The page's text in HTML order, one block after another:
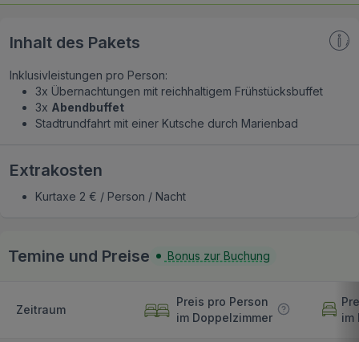
Inhalt des Pakets
Inklusivleistungen pro Person:
3x Übernachtungen mit reichhaltigem Frühstücksbuffet
3x Abendbuffet
Stadtrundfahrt mit einer Kutsche durch Marienbad
Extrakosten
Kurtaxe 2 € / Person / Nacht
Temine und Preise Bonus zur Buchung
Zeitraum
Preis pro Person
im Doppelzimmer
im